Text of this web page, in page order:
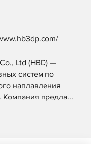
Ltd (HBD) —
систем по
наплавления
предла...